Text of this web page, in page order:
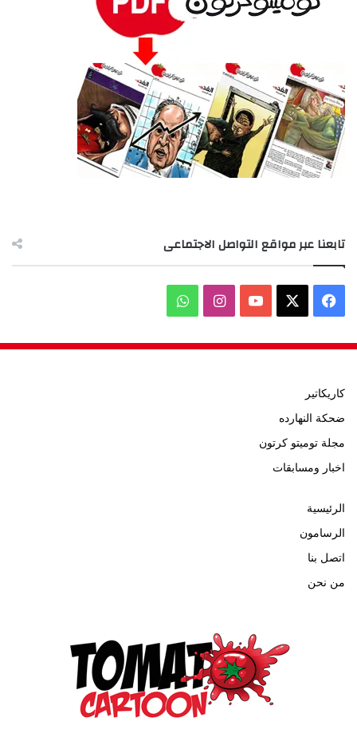
تابعنا عبر مواقع التواصل الاجتماعى
فيسبوك ‫YouTubeانستقرامواتساب
كاريكاتير
ضحكة النهارده
مجلة توميتو كرتون
اخبار ومسابقات
الرئيسية
الرسامون
اتصل بنا
من نحن